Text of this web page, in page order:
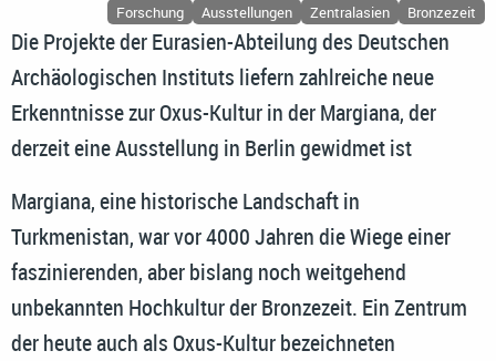
Forschung Ausstellungen Zentralasien Bronzezeit
Die Projekte der Eurasien-Abteilung des Deutschen
Archäologischen Instituts liefern zahlreiche neue
Erkenntnisse zur Oxus-Kultur in der Margiana, der
derzeit eine Ausstellung in Berlin gewidmet ist
Margiana, eine historische Landschaft in
Turkmenistan, war vor 4000 Jahren die Wiege einer
faszinierenden, aber bislang noch weitgehend
unbekannten Hochkultur der Bronzezeit. Ein Zentrum
der heute auch als Oxus-Kultur bezeichneten